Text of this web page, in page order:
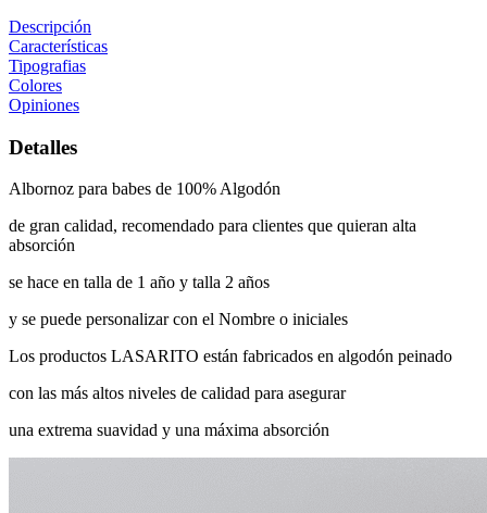
Descripción
Características
Tipografias
Colores
Opiniones
Detalles
Albornoz para babes de 100% Algodón
de gran calidad, recomendado para clientes que quieran alta
absorción
se hace en talla de 1 año y talla 2 años
y se puede personalizar con el Nombre o iniciales
Los productos LASARITO están fabricados en algodón peinado
con las más altos niveles de calidad para asegurar
una extrema suavidad y una máxima absorción